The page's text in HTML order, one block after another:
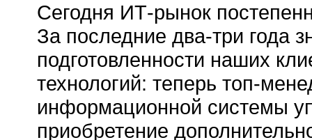
Сегодня ИТ-рынок
За последние два-три года
подготовленности наших
технологий: теперь топ-
информационной системы
приобретение